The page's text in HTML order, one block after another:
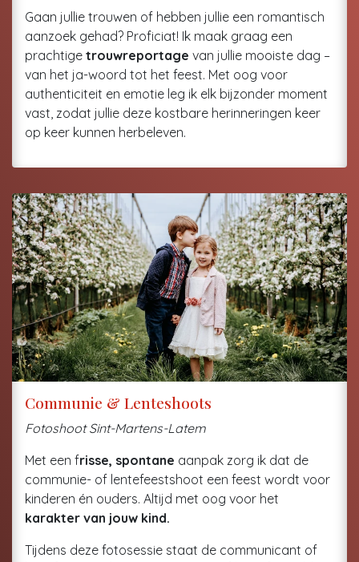
Gaan jullie trouwen of hebben jullie een romantisch
aanzoek gehad? Proficiat! Ik maak graag een
prachtige trouwreportage van jullie mooiste dag –
van het ja-woord tot het feest. Met oog voor
authenticiteit en emotie leg ik elk bijzonder moment
vast, zodat jullie deze kostbare herinneringen keer
op keer kunnen herbeleven.
Communie & Lenteshoots
Fotoshoot Sint-Martens-Latem
Met een frisse, spontane aanpak zorg ik dat de
communie- of lentefeestshoot een feest wordt voor
kinderen én ouders. Altijd met oog voor het
karakter van jouw kind.
Tijdens deze fotosessie staat de communicant of